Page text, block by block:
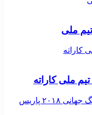
ملی
کاراته
ملی کاراته
پاریس